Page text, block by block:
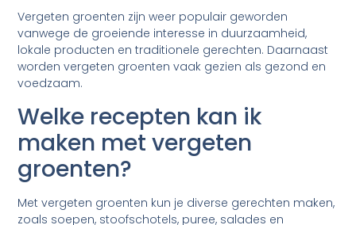
Vergeten groenten zijn weer populair geworden
vanwege de groeiende interesse in duurzaamheid,
lokale producten en traditionele gerechten. Daarnaast
worden vergeten groenten vaak gezien als gezond en
voedzaam.
Welke recepten kan ik
maken met vergeten
groenten?
Met vergeten groenten kun je diverse gerechten maken,
zoals soepen, stoofschotels, puree, salades en